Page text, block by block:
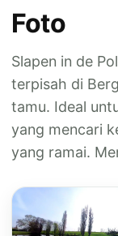
Foto
Slapen in de
terpisah di
tamu. Ideal
yang mencari
yang ramai.